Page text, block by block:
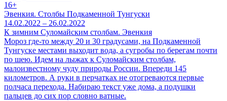
16+
Эвенкия. Столбы Подкаменной Тунгуски
14.02.2022 – 26.02.2022
К зимним Суломайским столбам. Эвенкия
Мороз где-то между 20 и 30 градусами, на Подкаменной
Тунгуске местами выходит вода, а сугробы по берегам почти
по шею. Идем на лыжах к Суломайским столбам,
малоизвестному чуду природы России. Впереди 145
километров. А руки в перчатках не отогреваются первые
полчаса перехода. Набираю текст уже дома, а подушки
пальцев до сих пор словно ватные.